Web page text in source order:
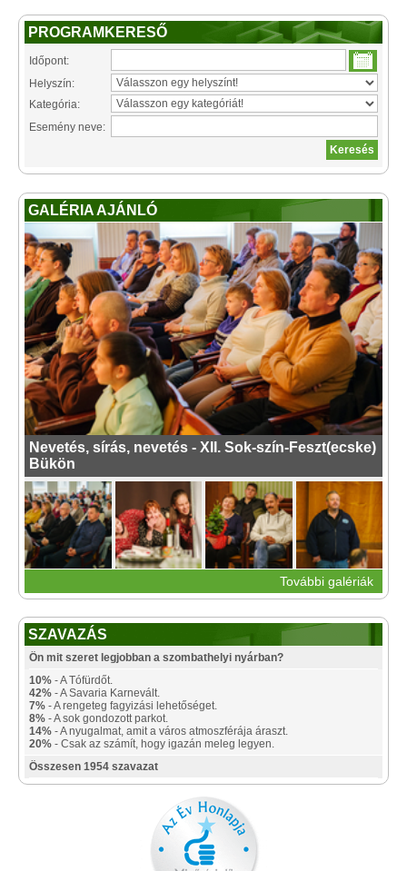
PROGRAMKERESŐ
Időpont:
Helyszín:
Kategória:
Esemény neve:
GALÉRIA AJÁNLÓ
Nevetés, sírás, nevetés - XII. Sok-szín-Feszt(ecske)
Bükön
További galériák
SZAVAZÁS
Ön mit szeret legjobban a szombathelyi nyárban?
10% - A Tófürdőt.
42% - A Savaria Karnevált.
7% - A rengeteg fagyizási lehetőséget.
8% - A sok gondozott parkot.
14% - A nyugalmat, amit a város atmoszférája áraszt.
20% - Csak az számít, hogy igazán meleg legyen.
Összesen 1954 szavazat